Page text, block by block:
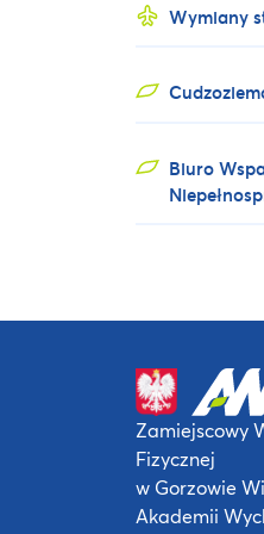
Wymiany
Biuro
Zamiejscowy
Fizycznej
w Gorzowie
Akademii